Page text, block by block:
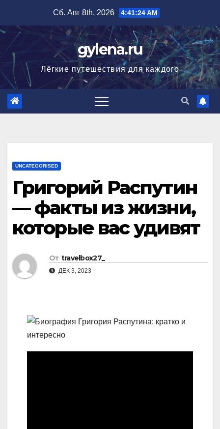
содержимому
Сб. Авг 8th, 2026 4:41:25 AM
gylena.ru
Лёгкие путешествия для каждого
UNCATEGORISED
Григорий Распутин
— факты из жизни,
которые вас удивят
От travelbox27_
ДЕК 3, 2023